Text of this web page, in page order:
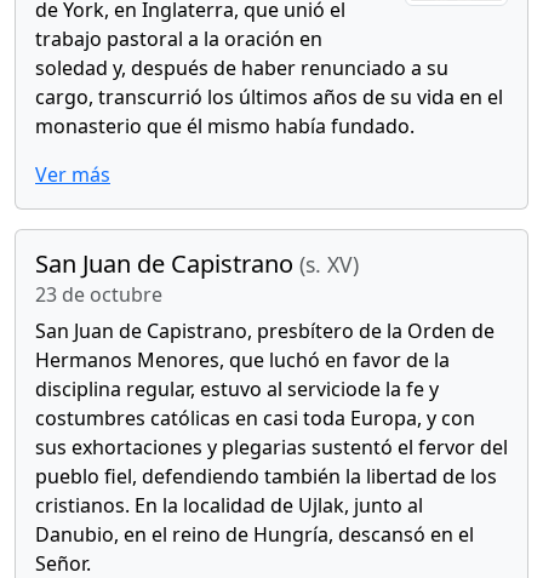
de York, en Inglaterra, que unió el
trabajo pastoral a la oración en
soledad y, después de haber renunciado a su
cargo, transcurrió los últimos años de su vida en el
monasterio que él mismo había fundado.
Ver más
San Juan de Capistrano (s. XV)
23 de octubre
San Juan de Capistrano, presbítero de la Orden de
Hermanos Menores, que luchó en favor de la
disciplina regular, estuvo al serviciode la fe y
costumbres católicas en casi toda Europa, y con
sus exhortaciones y plegarias sustentó el fervor del
pueblo fiel, defendiendo también la libertad de los
cristianos. En la localidad de Ujlak, junto al
Danubio, en el reino de Hungría, descansó en el
Señor.